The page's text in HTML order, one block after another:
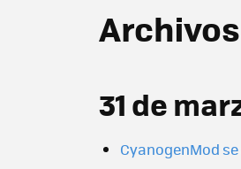
31 de
CyanogenMod